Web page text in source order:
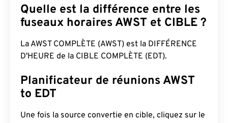
Quelle est la différence entre les
fuseaux horaires AWST et CIBLE ?
La AWST COMPLÈTE (AWST) est la DIFFÉRENCE
D'HEURE de la CIBLE COMPLÈTE (EDT).
Planificateur de réunions AWST
to EDT
Une fois la source convertie en cible, cliquez sur le